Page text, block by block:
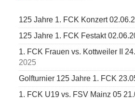
125 Jahre 1. FCK Konzert
125 Jahre 1. FCK Festakt
1. FCK Frauen vs. Kottweiler II
2025
Golfturnier 125 Jahre 1. FCK
1. FCK U19 vs. FSV Mainz 05